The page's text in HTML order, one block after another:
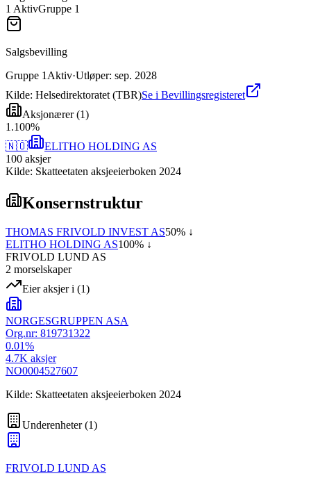
1 AktivGruppe 1
Salgsbevilling
Gruppe 1 Aktiv·Utløper: sep. 2028
Kilde: Helsedirektoratet (TBR)Se i Bevillingsregisteret
Aksjonærer(1)
1 .100%
🇳🇴
ELITHO HOLDING AS
100 aksjer
Kilde: Skatteetaten aksjeeierboken 2024
Konsernstruktur
THOMAS FRIVOLD INVEST AS50% ↓
ELITHO HOLDING AS100% ↓
FRIVOLD LUND AS
2 morselskaper
Eier aksjer i (1)
NORGESGRUPPEN ASA
Org.nr: 819731322
0.01%
4.7K aksjer
NO0004527607
Kilde: Skatteetaten aksjeeierboken 2024
Underenheter(1)
FRIVOLD LUND AS